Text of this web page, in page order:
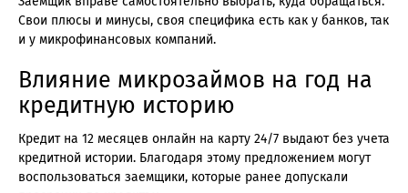
Свои плюсы и минусы, своя специфика есть как у банков, так
и у микрофинансовых компаний.
Влияние микрозаймов на год на
кредитную историю
Кредит на 12 месяцев онлайн на карту 24/7 выдают без учета
кредитной истории. Благодаря этому предложением могут
воспользоваться заемщики, которые ранее допускали